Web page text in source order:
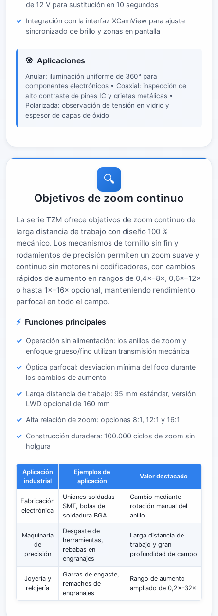
de 12 V para sustitución en 10 segundos
Integración con la interfaz XCamView para ajuste
sincronizado de brillo y zonas en pantalla
Aplicaciones
Anular: iluminación uniforme de 360° para
componentes electrónicos • Coaxial: inspección de
alto contraste de pines IC y grietas metálicas •
Polarizada: observación de tensión en vidrio y
espesor de capas de óxido
🔍
Objetivos de zoom continuo
La serie TZM ofrece objetivos de zoom continuo de
larga distancia de trabajo con diseño 100 %
mecánico. Los mecanismos de tornillo sin fin y
rodamientos de precisión permiten un zoom suave y
continuo sin motores ni codificadores, con cambios
rápidos de aumento en rangos de 0,4×–8×, 0,6×–12×
o hasta 1×–16× opcional, manteniendo rendimiento
parfocal en todo el campo.
Funciones principales
Operación sin alimentación: los anillos de zoom y
enfoque grueso/fino utilizan transmisión mecánica
Óptica parfocal: desviación mínima del foco durante
los cambios de aumento
Larga distancia de trabajo: 95 mm estándar, versión
LWD opcional de 160 mm
Alta relación de zoom: opciones 8:1, 12:1 y 16:1
Construcción duradera: 100.000 ciclos de zoom sin
holgura
Aplicación
industrial
Ejemplos de
aplicación
Valor destacado
Fabricación
electrónica
Uniones soldadas
SMT, bolas de
soldadura BGA
Cambio mediante
rotación manual del
anillo
Maquinaria
de
precisión
Desgaste de
herramientas,
rebabas en
engranajes
Larga distancia de
trabajo y gran
profundidad de campo
Joyería y
relojería
Garras de engaste,
remaches de
engranajes
Rango de aumento
ampliado de 0,2×–32×